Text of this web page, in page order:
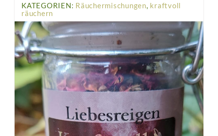
KATEGORIEN: Räuchermischungen, kraftvoll
räuchern